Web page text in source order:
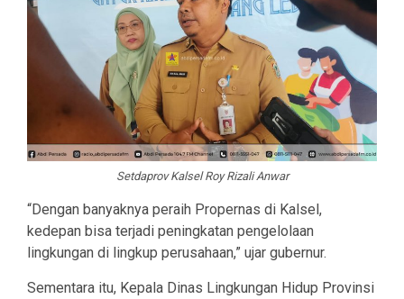
Setdaprov Kalsel Roy Rizali Anwar
“Dengan banyaknya peraih Propernas di Kalsel,
kedepan bisa terjadi peningkatan pengelolaan
lingkungan di lingkup perusahaan,” ujar gubernur.
Sementara itu, Kepala Dinas Lingkungan Hidup Provinsi